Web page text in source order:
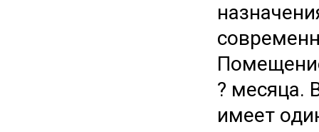
? месяца.
имеет